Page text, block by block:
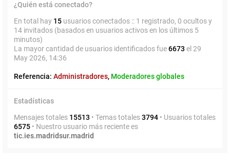
¿Quién está conectado?
En total hay 15 usuarios conectados :: 1 registrado, 0 ocultos y
14 invitados (basados en usuarios activos en los últimos 5
minutos)
La mayor cantidad de usuarios identificados fue6673 el 29
May 2026, 14:36
Referencia: Administradores, Moderadores globales
Estadísticas
Mensajes totales 15513 • Temas totales3794 • Usuarios totales
6575 • Nuestro usuario más reciente es
tic.ies.madridsur.madrid